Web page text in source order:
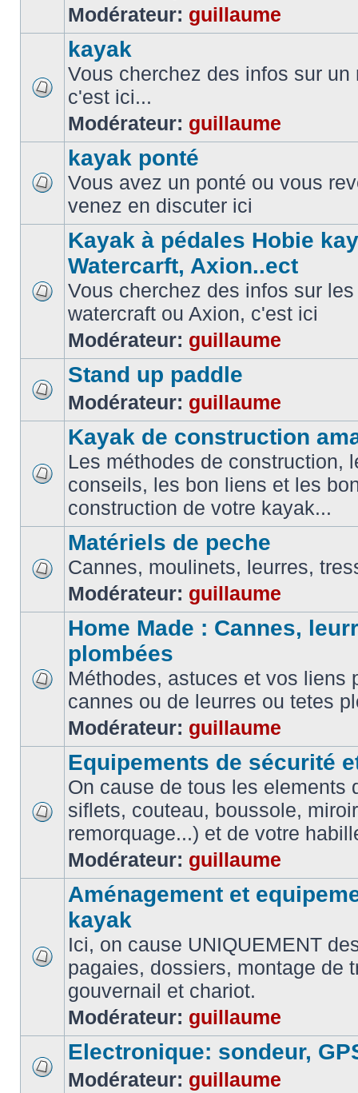
Modérateur: guillaume
kayak
Vous cherchez des infos sur
c'est ici...
Modérateur: guillaume
kayak ponté
Vous avez un ponté ou vous
venez en discuter ici
Kayak à pédales Hobie
Watercarft, Axion..ect
Vous cherchez des infos sur
watercraft ou Axion, c'est ici
Modérateur: guillaume
Stand up paddle
Modérateur: guillaume
Kayak de construction
Les méthodes de construction,
conseils, les bon liens et les
construction de votre kayak...
Matériels de peche
Cannes, moulinets, leurres,
Modérateur: guillaume
Home Made : Cannes,
plombées
Méthodes, astuces et vos liens
cannes ou de leurres ou tetes
Modérateur: guillaume
Equipements de sécurité
On cause de tous les elements
siflets, couteau, boussole,
remorquage...) et de votre
Modérateur: guillaume
Aménagement et
kayak
Ici, on cause UNIQUEMENT
pagaies, dossiers, montage de
gouvernail et chariot.
Modérateur: guillaume
Electronique: sondeur,
Modérateur: guillaume